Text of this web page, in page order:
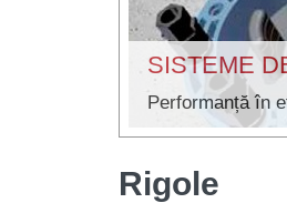
SISTEME
Performanță în
Rigole